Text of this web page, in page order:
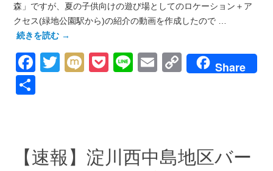
森」ですが、夏の子供向けの遊び場としてのロケーション＋ア
クセス(緑地公園駅から)の紹介の動画を作成したので …
続きを読む →
Facebook
Twitter
MixiPocket
LineEmail
CopyShare
共
【速報】淀川西中島地区バー